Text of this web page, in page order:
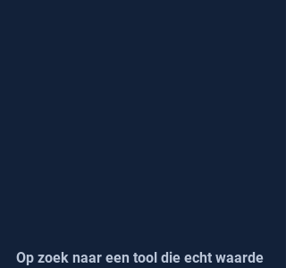
Op zoek naar een tool die echt waarde